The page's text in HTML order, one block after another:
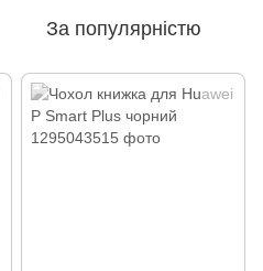
За популярністю